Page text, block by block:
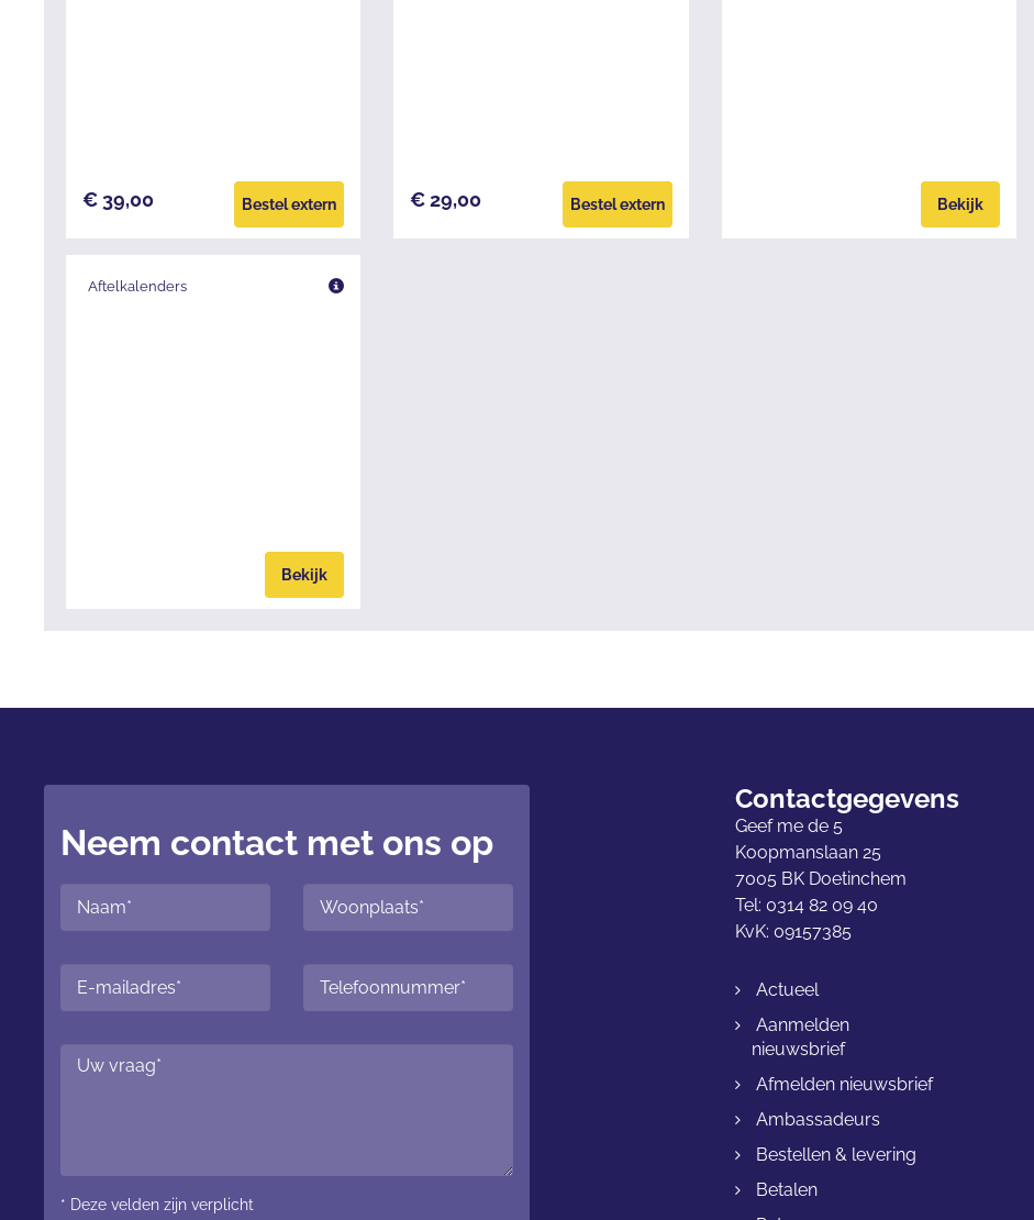
€ 39,00 Bestel extern € 29,00 Bestel extern Bekijk
Aftelkalenders
Bekijk
Neem contact met ons op
* Deze velden zijn verplicht
Contactgegevens
Geef me de 5
Koopmanslaan 25
7005 BK Doetinchem
Tel: 0314 82 09 40
KvK: 09157385
Actueel
Aanmelden
nieuwsbrief
Afmelden nieuwsbrief
Ambassadeurs
Bestellen & levering
Betalen